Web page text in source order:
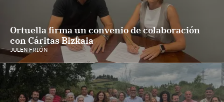
Ortuella firma un convenio de colaboración
con Cáritas Bizkaia
JULEN FRIÓN